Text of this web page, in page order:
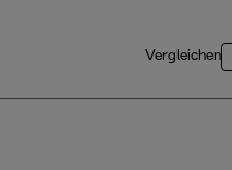
Vergleichen